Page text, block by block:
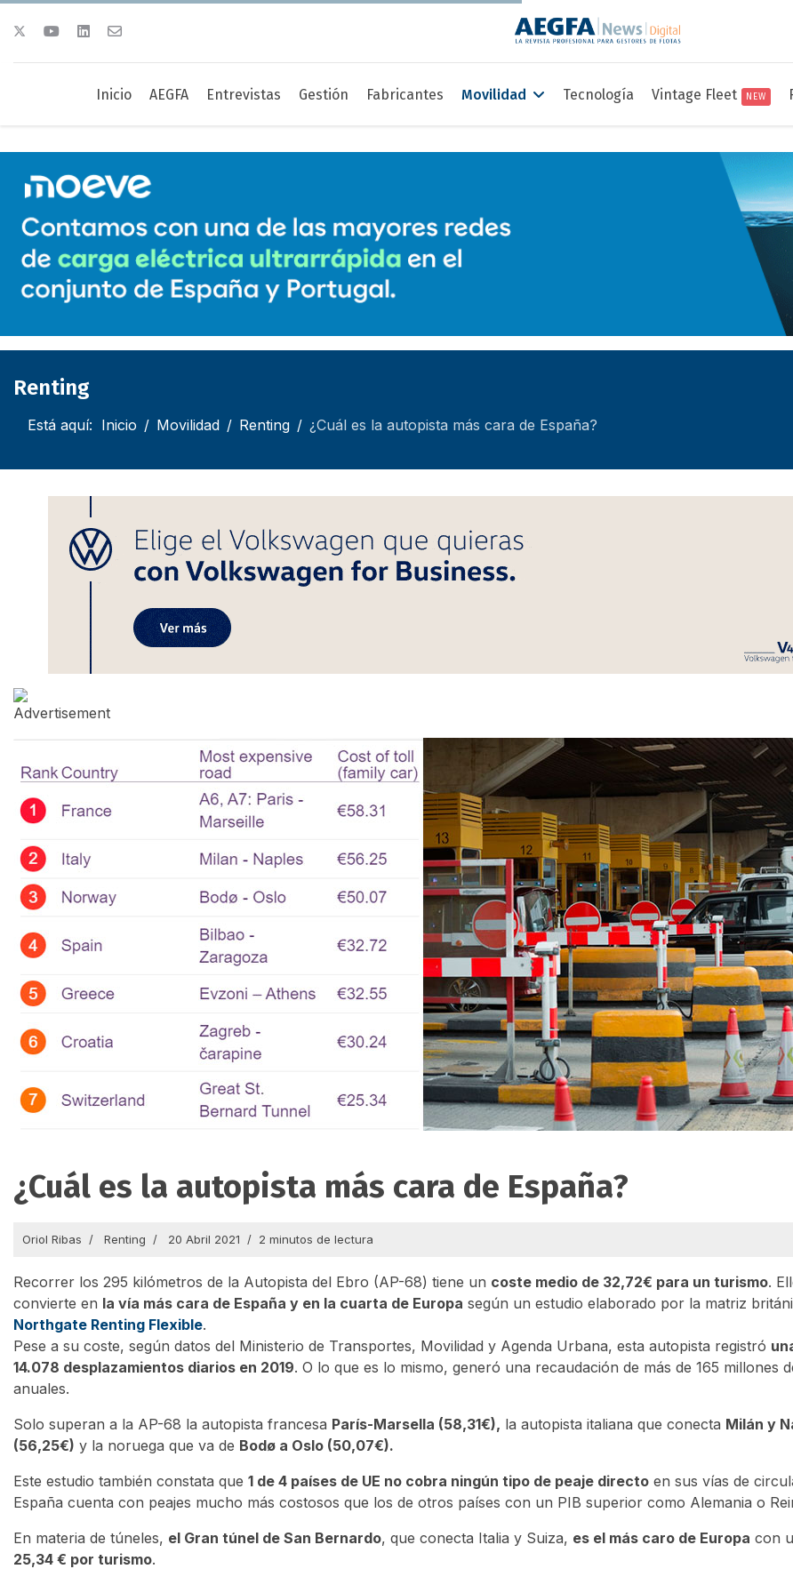
Inicio AEGFA Entrevistas Gestión Fabricantes Movilidad Tecnología Vintage Fleet NEW
Renting
Está aquí: Inicio Movilidad Renting ¿Cuál es la autopista más cara de España?
¿Cuál es la autopista más cara de España?
Oriol Ribas Renting 20 Abril 2021 2 minutos de lectura
Recorrer los 295 kilómetros de la Autopista del Ebro (AP-68) tiene un coste medio de 32,72€ para un turismo.
convierte en la vía más cara de España y en la cuarta de Europa según un estudio elaborado por la matriz
Northgate Renting Flexible.
Pese a su coste, según datos del Ministerio de Transportes, Movilidad y Agenda Urbana, esta autopista registró
14.078 desplazamientos diarios en 2019. O lo que es lo mismo, generó una recaudación de más de 165 millones
anuales.
Solo superan a la AP-68 la autopista francesa París-Marsella (58,31€), la autopista italiana que conecta Milán y
(56,25€) y la noruega que va de Bodø a Oslo (50,07€).
Este estudio también constata que 1 de 4 países de UE no cobra ningún tipo de peaje directo en sus vías de
España cuenta con peajes mucho más costosos que los de otros países con un PIB superior como Alemania o
En materia de túneles, el Gran túnel de San Bernardo, que conecta Italia y Suiza, es el más caro de Europa con
25,34 € por turismo.